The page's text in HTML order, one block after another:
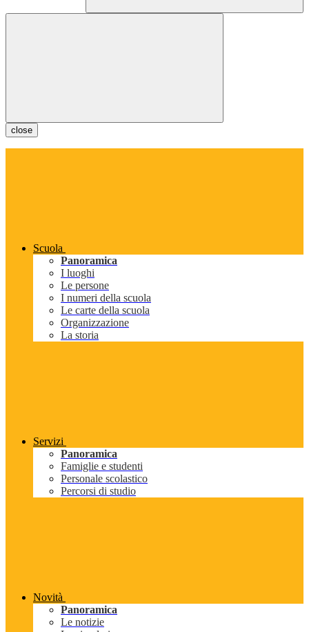
close
Scuola
Panoramica
I luoghi
Le persone
I numeri della scuola
Le carte della scuola
Organizzazione
La storia
Servizi
Panoramica
Famiglie e studenti
Personale scolastico
Percorsi di studio
Novità
Panoramica
Le notizie